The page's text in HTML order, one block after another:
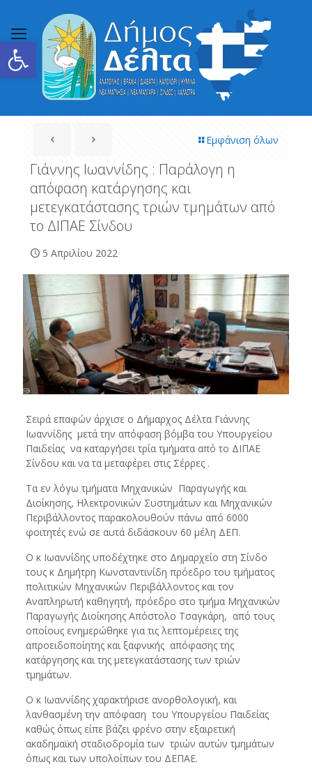
Ανοίξτε τη γραμμή εργαλείων
Εμφάνιση όλων
Γιάννης Ιωαννίδης : Παράλογη η
απόφαση κατάργησης και
μετεγκατάστασης τριών τμημάτων από
το ΔΙΠΑΕ Σίνδου
5 Απριλίου 2022
Σειρά επαφών άρχισε ο Δήμαρχος Δέλτα Γιάννης
Ιωαννίδης μετά την απόφαση βόμβα του Υπουργείου
Παιδείας να καταργήσει τρία τμήματα από το ΔΙΠΑΕ
Σίνδου και να τα μεταφέρει στις Σέρρες .
Τα εν λόγω τμήματα Μηχανικών Παραγωγής και
Διοίκησης, Ηλεκτρονικών Συστημάτων και Μηχανικών
Περιβάλλοντος παρακολουθούν πάνω από 6000
φοιτητές ενώ σε αυτά διδάσκουν 60 μέλη ΔΕΠ.
Ο κ Ιωαννίδης υποδέχτηκε στο Δημαρχείο στη Σίνδο
τους κ Δημήτρη Κωνσταντινίδη πρόεδρο του τμήματος
πολιτικών Μηχανικών Περιβάλλοντος και τον
Αναπληρωτή καθηγητή, πρόεδρο στο τμήμα Μηχανικών
Παραγωγής Διοίκησης Απόστολο Τσαγκάρη, από τους
οποίους ενημερώθηκε για τις λεπτομέρειες της
απροειδοποίητης και ξαφνικής απόφασης της
κατάργησης και της μετεγκατάστασης των τριών
τμημάτων.
Ο κ Ιωαννίδης χαρακτήρισε ανορθολογική, και
λανθασμένη την απόφαση του Υπουργείου Παιδείας
καθώς όπως είπε βάζει φρένο στην εξαιρετική
ακαδημαϊκή σταδιοδρομία των τριών αυτών τμημάτων
όπως και των υπολοίπων του ΔΕΠΑΕ.